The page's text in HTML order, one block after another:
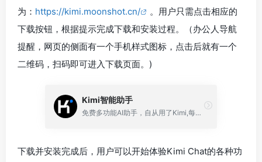
为： https://kimi.moonshot.cn/
。用户只需点击相应的
下载按钮，根据提示完成下载和安装过程。（办公人导航
提醒，网页的侧面有一个手机样式图标，点击后就有一个
二维码，扫码即可进入下载页面。)
Kimi智能助手
免费多功能AI助手，自从用了Kimi,每天都能准时下班了。日报周报？Kimi一键帮你搞定。
下载并安装完成后，用户可以开始体验Kimi Chat的各种功